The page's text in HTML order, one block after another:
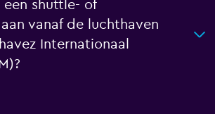
shuttle- of
vanaf de luchthaven
Internationaal